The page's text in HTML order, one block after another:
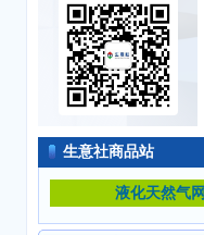
生意社商品站
液化天然气网